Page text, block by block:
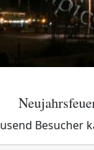
Besucher